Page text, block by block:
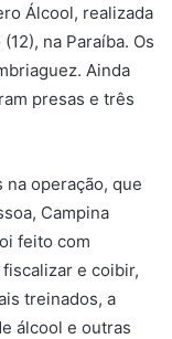
Álcool, realizada
na Paraíba. Os
Ainda
presas e três
operação, que
Campina
feito com
e coibir,
treinados, a
álcool e outras